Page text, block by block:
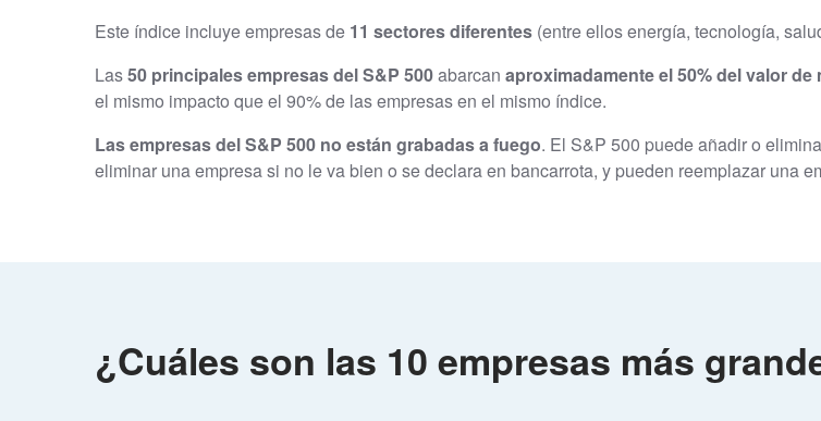
Este índice incluye empresas de 11 sectores diferentes (entre ellos energía, tecnología,
Las50 principales empresas del S&P 500abarcan aproximadamente el 50% del valor
el mismo impacto que el 90% de las empresas en el mismo índice.
Las empresas del S&P 500 no están grabadas a fuego. El S&P 500 puede añadir o
eliminar una empresa si no le va bien o se declara en bancarrota, y pueden reemplazar una
¿Cuáles son las 10 empresas más